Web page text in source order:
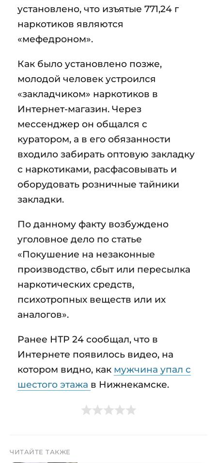
установлено, что изъятые 771,24 г
наркотиков являются
«мефедроном».
Как было установлено позже,
молодой человек устроился
«закладчиком» наркотиков в
Интернет-магазин. Через
мессенджер он общался с
куратором, а в его обязанности
входило забирать оптовую закладку
с наркотиками, расфасовывать и
оборудовать розничные тайники
закладки.
По данному факту возбуждено
уголовное дело по статье
«Покушение на незаконные
производство, сбыт или пересылка
наркотических средств,
психотропных веществ или их
аналогов».
Ранее НТР 24 сообщал, что в
Интернете появилось видео, на
котором видно, как мужчина упал с
шестого этажа в Нижнекамске.
ЧИТАЙТЕ ТАКЖЕ